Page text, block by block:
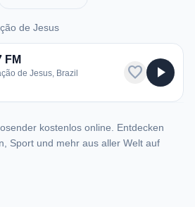
de Jesus
de Jesus
FM
de Jesus, Brazil
favorite play_arrow
kostenlos online. Entdecken
Sport und mehr aus aller Welt auf